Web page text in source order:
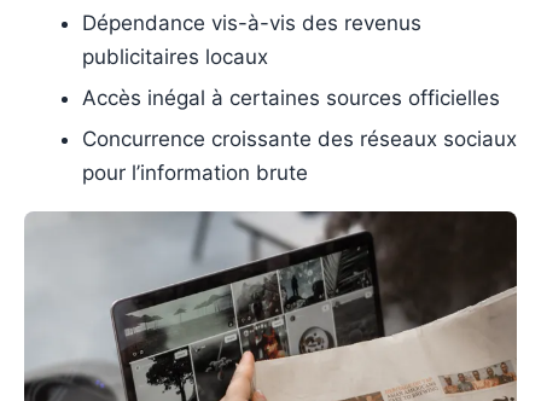
Dépendance vis-à-vis des revenus
publicitaires locaux
Accès inégal à certaines sources officielles
Concurrence croissante des réseaux sociaux
pour l’information brute